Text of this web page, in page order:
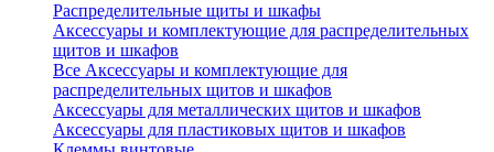
Распределительные щиты и шкафы
Аксессуары и комплектующие для распределительных
щитов и шкафов
Все Аксессуары и комплектующие для
распределительных щитов и шкафов
Аксессуары для металлических щитов и шкафов
Аксессуары для пластиковых щитов и шкафов